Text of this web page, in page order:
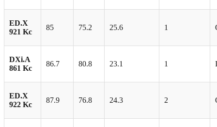
ED.X
921 Kc
85 75.2 25.6 1
DXi.A
861 Kc
86.7 80.8 23.1 1
ED.X
922 Kc
87.9 76.8 24.3 2